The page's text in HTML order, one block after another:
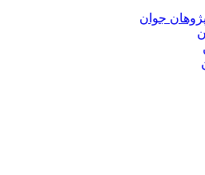
جوان